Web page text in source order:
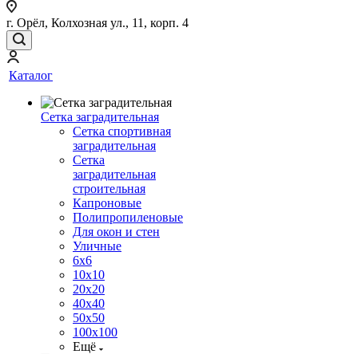
г. Орёл, Колхозная ул., 11, корп. 4
Каталог
Сетка заградительная
Сетка спортивная
заградительная
Сетка
заградительная
строительная
Капроновые
Полипропиленовые
Для окон и стен
Уличные
6х6
10х10
20х20
40х40
50х50
100х100
Ещё